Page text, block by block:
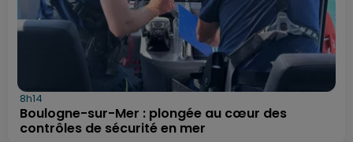
8h14
Boulogne-sur-Mer : plongée au cœur des
contrôles de sécurité en mer